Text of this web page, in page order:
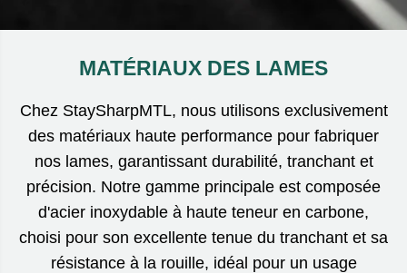
MATÉRIAUX DES LAMES
Chez StaySharpMTL, nous utilisons exclusivement
des matériaux haute performance pour fabriquer
nos lames, garantissant durabilité, tranchant et
précision. Notre gamme principale est composée
d'acier inoxydable à haute teneur en carbone,
choisi pour son excellente tenue du tranchant et sa
résistance à la rouille, idéal pour un usage